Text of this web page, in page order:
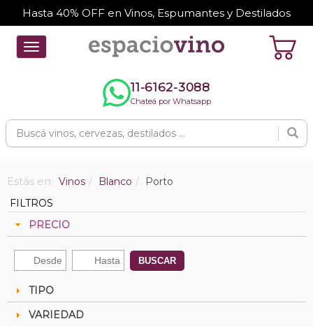
Hasta 40% OFF en Vinos, Espumantes y Destilados
Toggle
navigation
11-6162-3088
Chateá por Whatsapp
Estás en: Vinos Blanco
Porto
FILTROS
PRECIO
BUSCAR
TIPO
VARIEDAD